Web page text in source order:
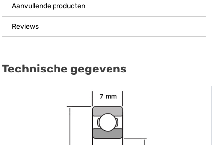
Aanvullende producten
Reviews
Technische gegevens